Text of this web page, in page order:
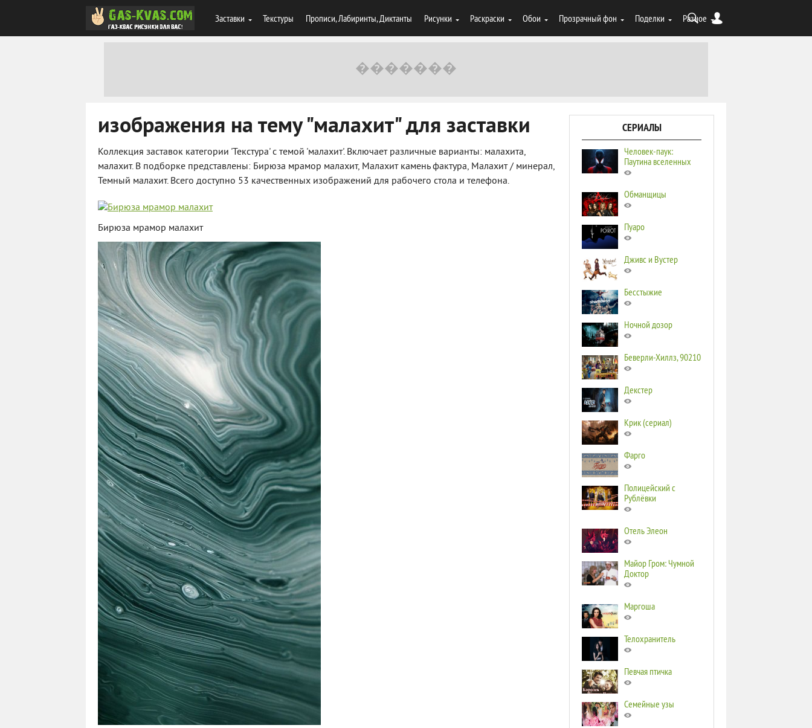
Заставки Текстуры Прописи, Лабиринты, Диктанты Рисунки Раскраски Обои Прозрачный фон Поделки Разное
изображения на тему "малахит" для заставки
Коллекция заставок категории 'Текстура' с темой 'малахит'. Включает различные варианты: малахита,
малахит. В подборке представлены: Бирюза мрамор малахит, Малахит камень фактура, Малахит / минерал,
Темный малахит. Всего доступно 53 качественных изображений для рабочего стола и телефона.
Бирюза мрамор малахит
СЕРИАЛЫ
Человек-паук:
Паутина вселенных
Обманщицы
Пуаро
Дживс и Вустер
Бесстыжие
Ночной дозор
Беверли-Хиллз, 90210
Декстер
Крик (сериал)
Фарго
Полицейский с
Рублёвки
Отель Элеон
Майор Гром: Чумной
Доктор
Маргоша
Телохранитель
Певчая птичка
Семейные узы